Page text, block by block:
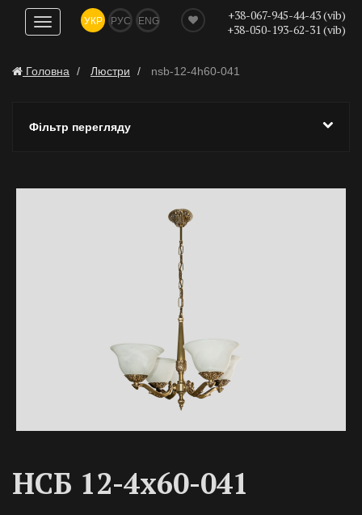
Показати
навігацію
УКР РУС ENG
+38-067-945-44-43 (vib)
+38-050-193-62-31 (vib)
Головна Люстри nsb-12-4h60-041
Фільтр перегляду
НСБ 12-4х60-041